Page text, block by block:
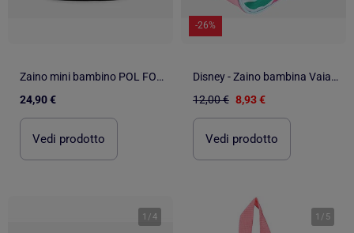
Zaino mini bambino POL FOX CATCH blu motivo stella scuola materna
24,90 €
Vedi prodotto
-26%
Disney - Zaino bambina Vaiana
12,00 € 8,93 €
Vedi prodotto
1 /4 1 / 5